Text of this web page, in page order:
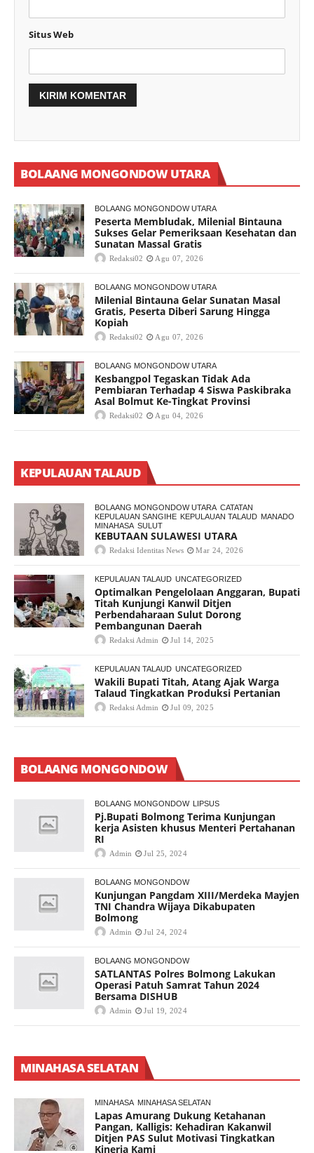
Situs Web
BOLAANG MONGONDOW UTARA
BOLAANG MONGONDOW UTARA
Peserta Membludak, Milenial Bintauna
Sukses Gelar Pemeriksaan Kesehatan dan
Sunatan Massal Gratis
Redaksi02 Agu 07, 2026
BOLAANG MONGONDOW UTARA
Milenial Bintauna Gelar Sunatan Masal
Gratis, Peserta Diberi Sarung Hingga
Kopiah
Redaksi02 Agu 07, 2026
BOLAANG MONGONDOW UTARA
Kesbangpol Tegaskan Tidak Ada
Pembiaran Terhadap 4 Siswa Paskibraka
Asal Bolmut Ke-Tingkat Provinsi
Redaksi02 Agu 04, 2026
KEPULAUAN TALAUD
BOLAANG MONGONDOW UTARA CATATAN
KEPULAUAN SANGIHE KEPULAUAN TALAUD MANADO
MINAHASA SULUT
KEBUTAAN SULAWESI UTARA
Redaksi Identitas News Mar 24, 2026
KEPULAUAN TALAUD UNCATEGORIZED
Optimalkan Pengelolaan Anggaran, Bupati
Titah Kunjungi Kanwil Ditjen
Perbendaharaan Sulut Dorong
Pembangunan Daerah
Redaksi Admin Jul 14, 2025
KEPULAUAN TALAUD UNCATEGORIZED
Wakili Bupati Titah, Atang Ajak Warga
Talaud Tingkatkan Produksi Pertanian
Redaksi Admin Jul 09, 2025
BOLAANG MONGONDOW
BOLAANG MONGONDOW LIPSUS
Pj.Bupati Bolmong Terima Kunjungan
kerja Asisten khusus Menteri Pertahanan
RI
Admin Jul 25, 2024
BOLAANG MONGONDOW
Kunjungan Pangdam XIII/Merdeka Mayjen
TNI Chandra Wijaya Dikabupaten
Bolmong
Admin Jul 24, 2024
BOLAANG MONGONDOW
SATLANTAS Polres Bolmong Lakukan
Operasi Patuh Samrat Tahun 2024
Bersama DISHUB
Admin Jul 19, 2024
MINAHASA SELATAN
MINAHASA MINAHASA SELATAN
Lapas Amurang Dukung Ketahanan
Pangan, Kalligis: Kehadiran Kakanwil
Ditjen PAS Sulut Motivasi Tingkatkan
Kinerja Kami